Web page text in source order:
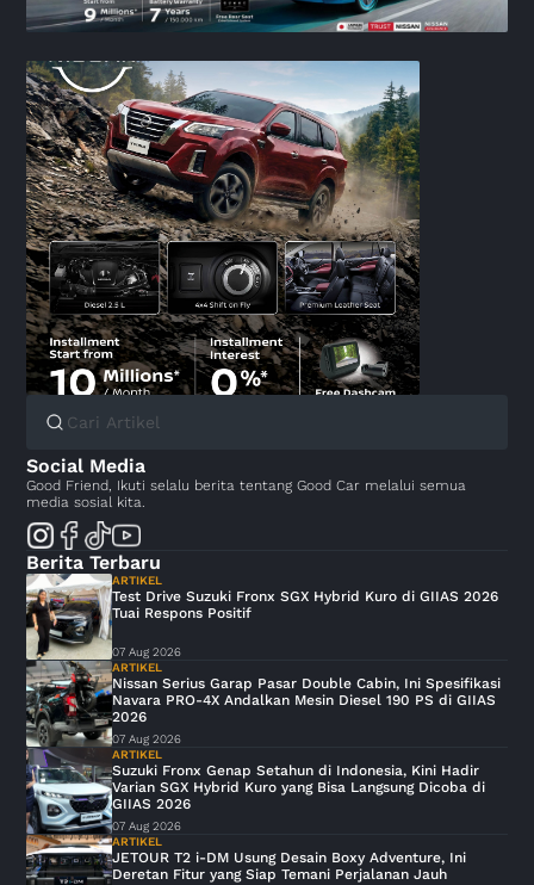
Social Media
Good Friend, Ikuti selalu berita tentang Good Car melalui semua
media sosial kita.
Berita Terbaru
ARTIKEL
Test Drive Suzuki Fronx SGX Hybrid Kuro di GIIAS 2026
Tuai Respons Positif
07 Aug 2026
ARTIKEL
Nissan Serius Garap Pasar Double Cabin, Ini Spesifikasi
Navara PRO-4X Andalkan Mesin Diesel 190 PS di GIIAS
2026
07 Aug 2026
ARTIKEL
Suzuki Fronx Genap Setahun di Indonesia, Kini Hadir
Varian SGX Hybrid Kuro yang Bisa Langsung Dicoba di
GIIAS 2026
07 Aug 2026
ARTIKEL
JETOUR T2 i-DM Usung Desain Boxy Adventure, Ini
Deretan Fitur yang Siap Temani Perjalanan Jauh